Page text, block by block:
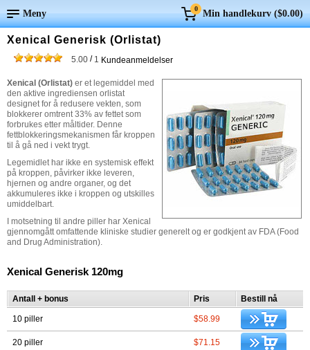
Meny 0 Min handlekurv ($0.00)
Xenical Generisk (Orlistat)
5.00 / 1 Kundeanmeldelser
Xenical (Orlistat) er et legemiddel med
den aktive ingrediensen orlistat
designet for å redusere vekten, som
blokkerer omtrent 33% av fettet som
forbrukes etter måltider. Denne
fettblokkeringsmekanismen får kroppen
til å gå ned i vekt trygt.
Legemidlet har ikke en systemisk effekt
på kroppen, påvirker ikke leveren,
hjernen og andre organer, og det
akkumuleres ikke i kroppen og utskilles
umiddelbart.
I motsetning til andre piller har Xenical
gjennomgått omfattende kliniske studier generelt og er godkjent av FDA (Food
and Drug Administration).
Xenical Generisk 120mg
Antall + bonus Pris Bestill nå
10 piller $58.99
20 piller $71.15